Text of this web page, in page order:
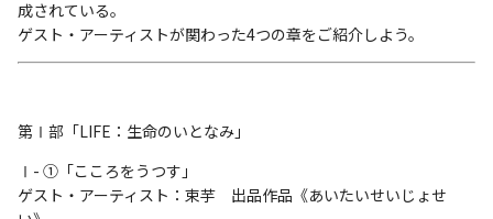
成されている。
ゲスト・アーティストが関わった4つの章をご紹介しよう。
第Ⅰ部「LIFE：生命のいとなみ」
Ⅰ- ①「こころをうつす」
ゲスト・アーティスト：束芋 出品作品《あいたいせいじょせ